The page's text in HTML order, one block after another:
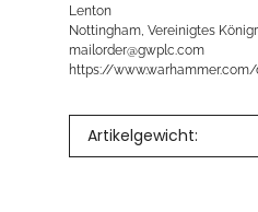
Lenton
Nottingham, Vereinigtes
mailorder@gwplc.com
https://
Artikelgewicht: